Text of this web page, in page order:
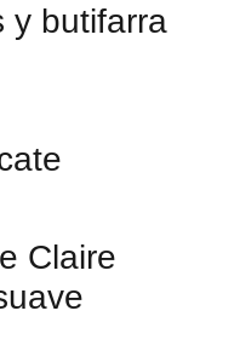
y butifarra
Claire